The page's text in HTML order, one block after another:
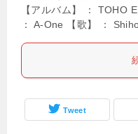
【アルバム】 ： TOHO
： A-One 【歌】 ：
Tweet